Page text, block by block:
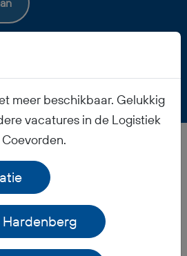
vragen
salaris?
meer beschikbaar. Gelukkig
vacatures in de Logistiek